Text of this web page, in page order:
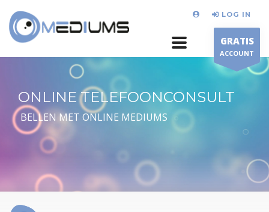
LOG IN
GRATIS
ACCOUNT
ONLINE TELEFOONCONSULT
BELLEN MET ONLINE MEDIUMS